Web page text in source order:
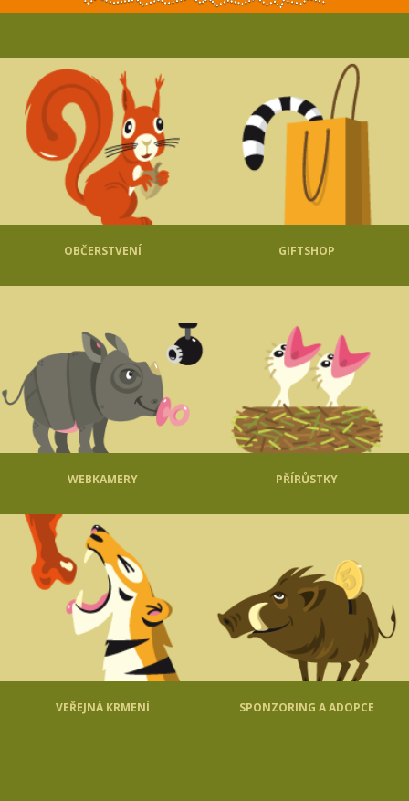
OBČERSTVENÍ GIFTSHOP
WEBKAMERY PŘÍRŮSTKY
VEŘEJNÁ KRMENÍ SPONZORING A ADOPCE